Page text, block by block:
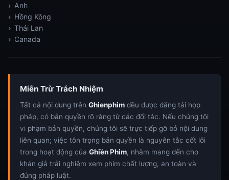
Anh
Hồng Kông
Thái Lan
Canada
Miễn Trừ Trách Nhiệm
Tất cả nội dung trên Ghienphim đều được đăng tải hợp
pháp, có bản quyền rõ ràng từ các đối tác. Nếu chúng tôi
vi phạm bản quyền, chúng tôi sẽ trực tiếp gỡ bỏ nội dung
liên quan; việc tôn trọng bản quyền là nguyên tắc cốt lõi
trong hoạt động của Ghiền Phim, nhằm mang đến cho
khán giả trải nghiệm xem phim chất lượng, an toàn và
đúng pháp luật.